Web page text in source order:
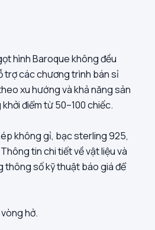
hình Baroque không đều
trợ các chương trình bán sỉ
xu hướng và khả năng sản
điểm từ 50–100 chiếc.
không gỉ, bạc sterling 925,
tin chi tiết về vật liệu và
thông số kỹ thuật báo giá để
hở.